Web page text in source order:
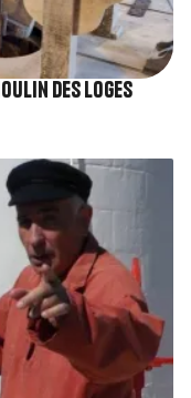
des Loges